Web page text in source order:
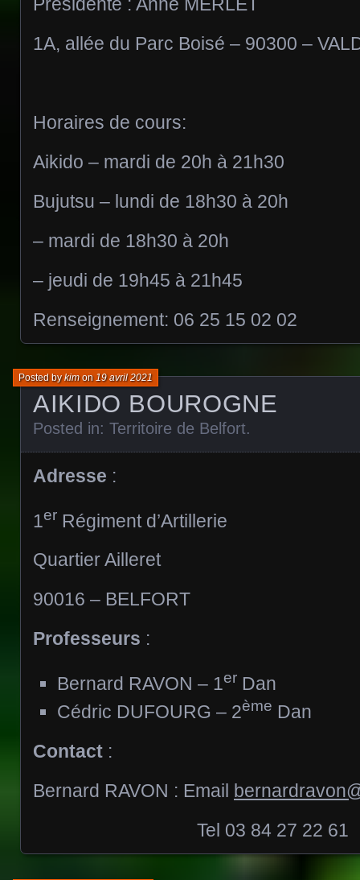
1A, allée du Parc Boisé – 90300 –
Horaires de cours:
Aikido – mardi de 20h à 21h30
Bujutsu – lundi de 18h30 à 20h
– mardi de 18h30 à 20h
– jeudi de 19h45 à 21h45
Renseignement: 06 25 15 02 02
AIKIDO BOUROGNE
Posted bykimon 19 avril 2021
Posted in: Territoire de Belfort.
Adresse :
1er Régiment d’Artillerie
Quartier Ailleret
90016 – BELFORT
Professeurs :
Bernard RAVON – 1er Dan
Cédric DUFOURG – 2ème Dan
Contact :
Bernard RAVON : Email
Tel 03 84 27 22 61